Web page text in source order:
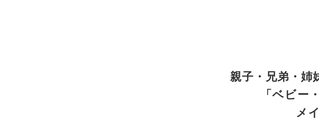
親子・兄弟・
「ベビー
メ